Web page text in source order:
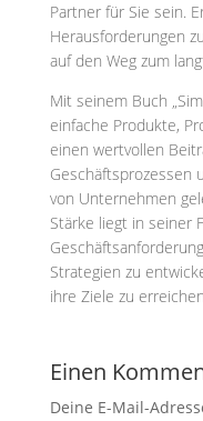
Partner für Sie sein.
Herausforderungen
auf den Weg zum
Mit seinem Buch
einfache Produkte,
einen wertvollen
Geschäftsprozessen
von Unternehmen
Stärke liegt in seiner
Strategien zu
ihre Ziele zu
Einen
Deine E-Mail-